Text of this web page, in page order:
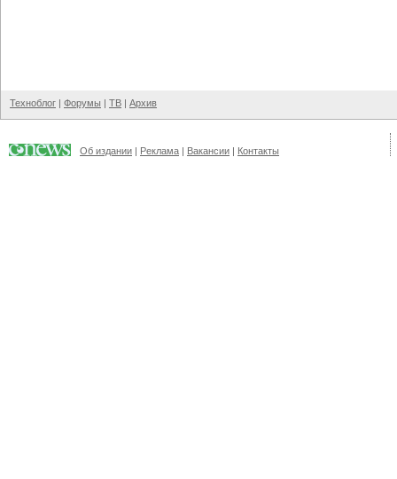
Техноблог | Форумы | ТВ | Архив
Об издании | Реклама | Вакансии | Контакты